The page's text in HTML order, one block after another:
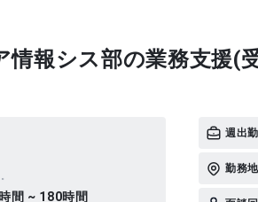
情報シス部の業務支援(
間 ~ 180時間
週出
勤務地